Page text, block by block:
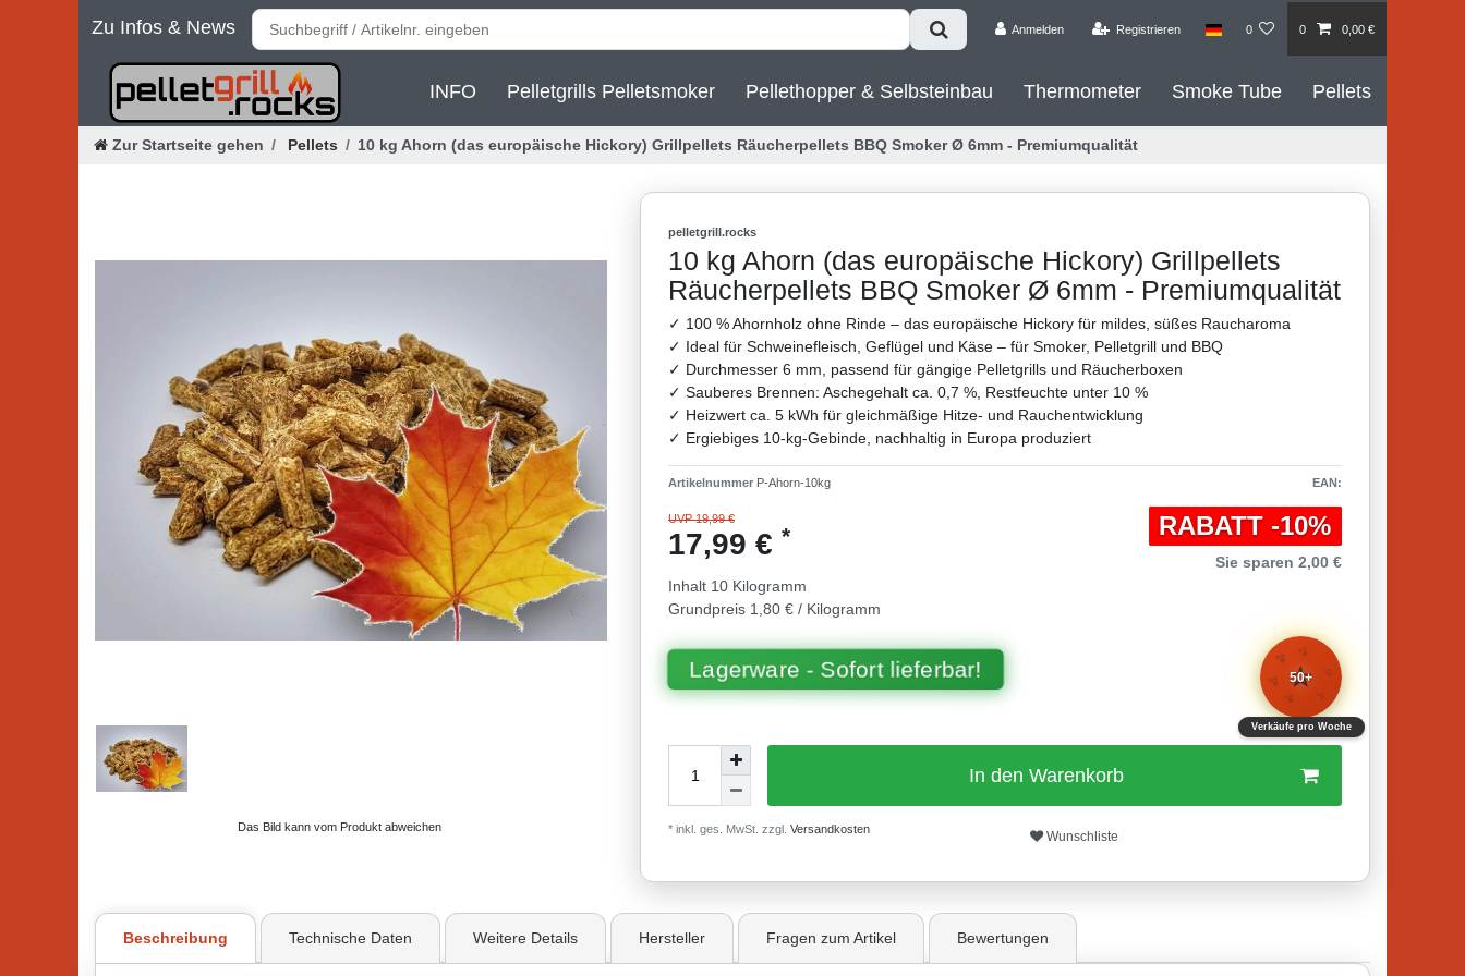
Zu Infos & News Anmelden Registrieren 0 0 0,00 €
INFO Pelletgrills Pelletsmoker Pellethopper & Selbsteinbau Thermometer Smoke Tube Pellets
Zur Startseite gehen Pellets 10 kg Ahorn (das europäische Hickory) Grillpellets Räucherpellets BBQ Smoker Ø 6mm - Premiumqualität
Das Bild kann vom Produkt abweichen
pelletgrill.rocks
10 kg Ahorn (das europäische Hickory) Grillpellets
Räucherpellets BBQ Smoker Ø 6mm - Premiumqualität
✓ 100 % Ahornholz ohne Rinde – das europäische Hickory für mildes, süßes Raucharoma
✓ Ideal für Schweinefleisch, Geflügel und Käse – für Smoker, Pelletgrill und BBQ
✓ Durchmesser 6 mm, passend für gängige Pelletgrills und Räucherboxen
✓ Sauberes Brennen: Aschegehalt ca. 0,7 %, Restfeuchte unter 10 %
✓ Heizwert ca. 5 kWh für gleichmäßige Hitze- und Rauchentwicklung
✓ Ergiebiges 10-kg-Gebinde, nachhaltig in Europa produziert
Artikelnummer P-Ahorn-10kg EAN:
UVP 19,99 €
17,99 € *
Inhalt 10 Kilogramm
Grundpreis 1,80 € / Kilogramm
RABATT -10%
Sie sparen 2,00 €
Lagerware - Sofort lieferbar!
✨
✨
✨
⭐
50+
Verkäufe pro Woche
In den Warenkorb
* inkl. ges. MwSt. zzgl.
Versandkosten
Wunschliste
Beschreibung Technische Daten Weitere Details Hersteller Fragen zum Artikel Bewertungen